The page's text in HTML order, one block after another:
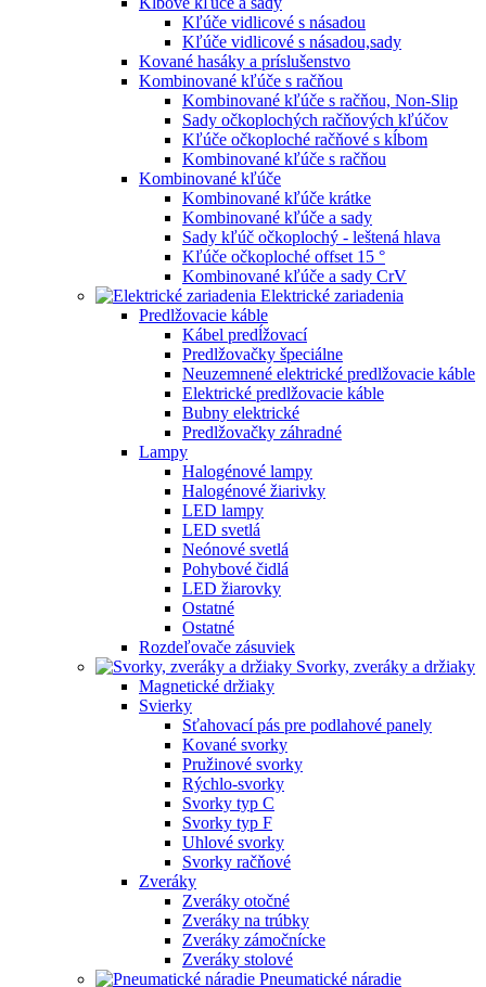
Kľúče vidlicové s násadou
Kľúče vidlicové s násadou,sady
Kované hasáky a príslušenstvo
Kombinované kľúče s račňou
Kombinované kľúče s račňou, Non-Slip
Sady očkoplochých račňových kľúčov
Kľúče očkoploché račňové s kĺbom
Kombinované kľúče s račňou
Kombinované kľúče
Kombinované kľúče krátke
Kombinované kľúče a sady
Sady kľúč očkoplochý - leštená hlava
Kľúče očkoploché offset 15 °
Kombinované kľúče a sady CrV
Elektrické zariadenia
Predlžovacie káble
Kábel predĺžovací
Predlžovačky špeciálne
Neuzemnené elektrické predlžovacie káble
Elektrické predlžovacie káble
Bubny elektrické
Predlžovačky záhradné
Lampy
Halogénové lampy
Halogénové žiarivky
LED lampy
LED svetlá
Neónové svetlá
Pohybové čidlá
LED žiarovky
Ostatné
Ostatné
Rozdeľovače zásuviek
Svorky, zveráky a držiaky
Magnetické držiaky
Svierky
Sťahovací pás pre podlahové panely
Kované svorky
Pružinové svorky
Rýchlo-svorky
Svorky typ C
Svorky typ F
Uhlové svorky
Svorky račňové
Zveráky
Zveráky otočné
Zveráky na trúbky
Zveráky zámočnícke
Zveráky stolové
Pneumatické náradie